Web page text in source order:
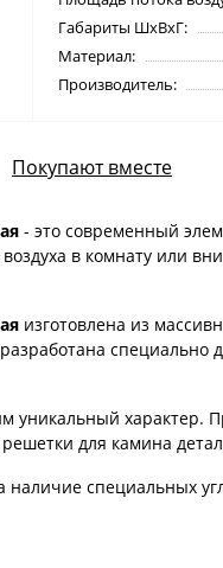
Габариты ШхВхГ:
Материал:
Производитель:
Покупают вместе
- это современный
в комнату или
изготовлена ​​из
характер.
для камина
наличие специальных